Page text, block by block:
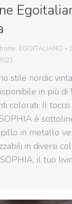
, EGOITALIANO
stile nordic
in più di
colorati. Il
è
in metallo
in diversi
il tuo